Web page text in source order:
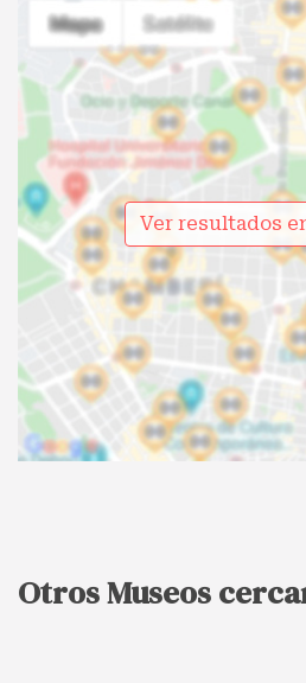
Ver resultados
Otros Museos